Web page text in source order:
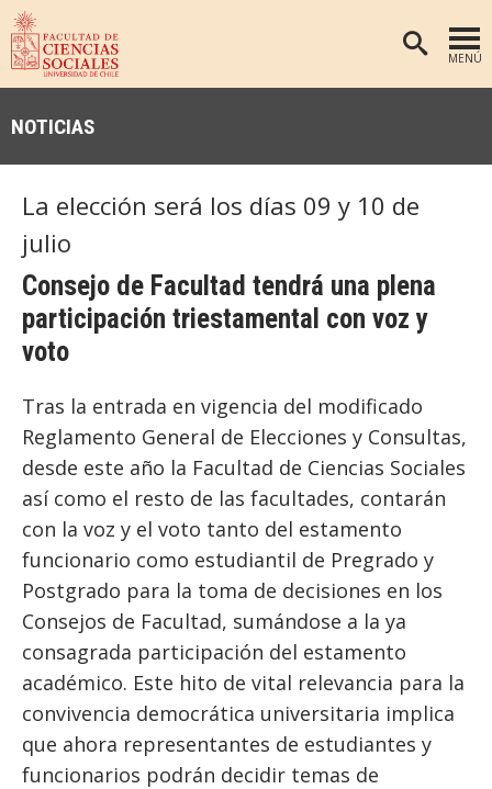
MENÚ
PSICOLOGÍA
INVESTIGACIÓN
BIBLIOTECA
ADMISIÓN
ESTUDIANTES
ACADÉMICOS
FUNCIONARIOS
EGRESADOS
NOTICIAS
La elección será los días 09 y 10 de
julio
Consejo de Facultad tendrá una plena
participación triestamental con voz y
voto
Tras la entrada en vigencia del modificado
Reglamento General de Elecciones y Consultas,
desde este año la Facultad de Ciencias Sociales
así como el resto de las facultades, contarán
con la voz y el voto tanto del estamento
funcionario como estudiantil de Pregrado y
Postgrado para la toma de decisiones en los
Consejos de Facultad, sumándose a la ya
consagrada participación del estamento
académico. Este hito de vital relevancia para la
convivencia democrática universitaria implica
que ahora representantes de estudiantes y
funcionarios podrán decidir temas de